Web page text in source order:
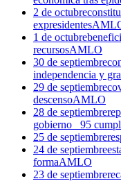
2 de octubre
expresidentes
1 de octubre
recursosAMLO
30 de septiembre
independencia y
29 de septiembre
descensoAMLO
28 de septiembre
gobierno_ 95
25 de septiembre
24 de septiembre
formaAMLO
23 de septiembre